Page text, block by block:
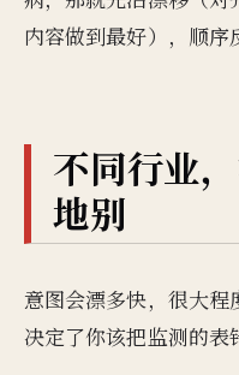
内容做到最好），顺序
不同行业
地别
意图会漂多快，很大程
决定了你该把监测的表